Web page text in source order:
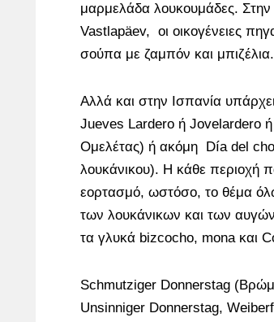
μαρμελάδα λουκουμάδες.
Vastlapäev, οι οικογένειες
σούπα με ζαμπόν και μπιζέλια.
Αλλά και στην Ισπανία
Jueves Larderο ή Jovelardero
Ομελέτας) ή ακόμη Día del
λουκάνικου). Η κάθε περιοχή
εορτασμό, ωστόσο, το θέμα
των λουκάνικων και των
τα γλυκά bizcocho, mona και
Schmutziger Donnerstag
Unsinniger Donnerstag,